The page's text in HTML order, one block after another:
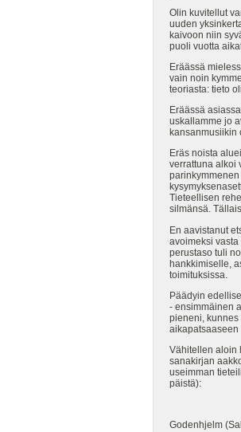
Olin kuvitellut
uuden
kaivoon niin
puoli vuotta
Eräässä
vain noin
teoriasta: tieto
Eräässä
uskallamme jo
kansanmusiikin
Eräs noista
verrattuna alkoi
Tieteellisen
silmänsä.
En aavistanut
avoimeksi
perustaso tuli
hankkimiselle,
toimituksissa.
Päädyin
- ensimmäinen
pieneni,
aikapatsaaseen
Vähitellen aloin
sanakirjan
useimman
päistä):
Godenhjelm